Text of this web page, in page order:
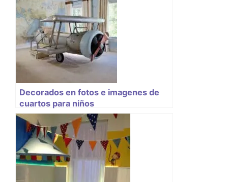
Decorados en fotos e imagenes de
cuartos para niños